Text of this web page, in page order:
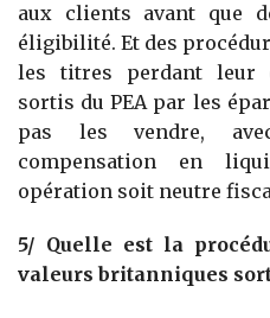
aux clients avant que
éligibilité. Et des
les titres perdant leur
sortis du PEA par les
pas les vendre,
compensation en
opération soit neutre
5/ Quelle est la
valeurs britanniques